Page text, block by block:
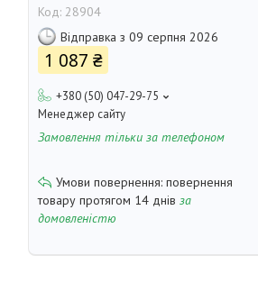
Код: 28904
Відправка з 09 серпня 2026
1 087 ₴
+380 (50) 047-29-75
Менеджер сайту
Замовлення тільки за телефоном
повернення
товару протягом 14 днів за
домовленістю